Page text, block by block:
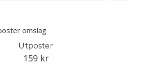
Utposter
159 kr